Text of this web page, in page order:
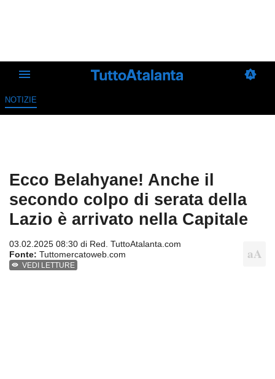
NOTIZIE
Ecco Belahyane! Anche il
secondo colpo di serata della
Lazio è arrivato nella Capitale
03.02.2025 08:30 di Red. TuttoAtalanta.com
Fonte: Tuttomercatoweb.com
VEDI LETTURE